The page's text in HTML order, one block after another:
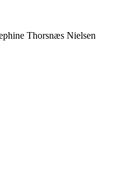
Thorsnæs Nielsen